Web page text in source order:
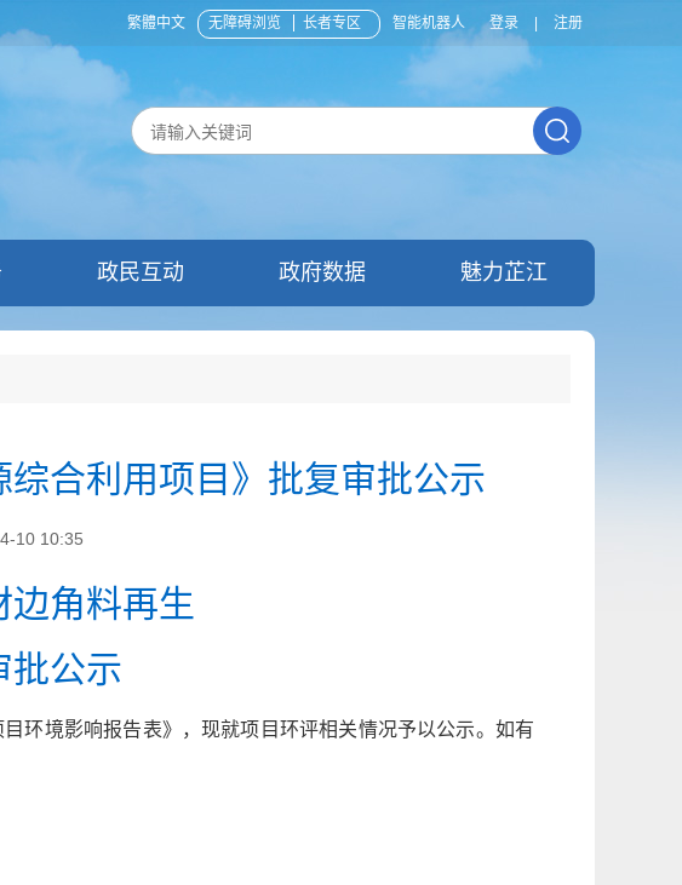
繁體中文 无障碍浏览 长者专区 智能机器人 登录 注册
政民互动 政府数据 魅力芷江
综合利用项目》批复审批公示
10 10:35
角料再生
批公示
目环境影响报告表》，现就项目环评相关情况予以公示。如有